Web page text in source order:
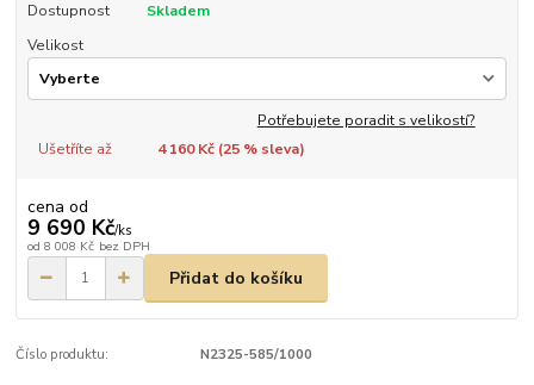
Dostupnost
Skladem
Velikost
Potřebujete poradit s velikostí?
Ušetříte až
4 160 Kč (25% sleva)
cena od
9 690 Kč/ks
od 8 008 Kč bez DPH
Přidat do košíku
Číslo produktu: N2325-585/1000